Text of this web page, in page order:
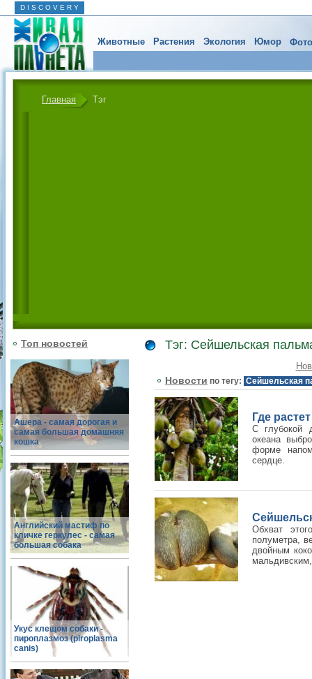
D I S C O V E R Y
Животные Растения Экология Юмор
Главная Тэг
Топ новостей
Ашера - самая дорогая и
самая большая домашняя
кошка
Английский мастиф по
кличке геркулес - самая
большая собака
Укус клещом собаки -
пироплазмоз (piroplasma
canis)
Тэг: Сейшельская
Новости по тегу: Сейшельская
Где
С глубокой
океана
форме
сердце.
Обхват
полуметра,
двойным